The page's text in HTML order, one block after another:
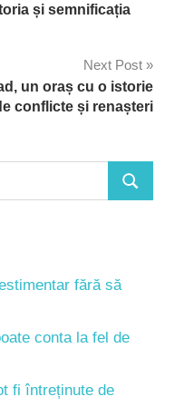
și semnificația
Next Post
un oraș cu o istorie
conflicte și renașteri
Search
fără să
conta la fel de
fi întreținute de